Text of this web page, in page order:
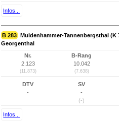
Infos...
B 283 Muldenhammer-Tannenbergsthal
Georgenthal
Nr.
2.123
(11.873)
B-Rang
10.042
(7.638)
DTV
-
SV
-
(-)
Infos...